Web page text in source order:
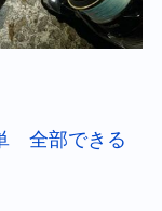
全部できる